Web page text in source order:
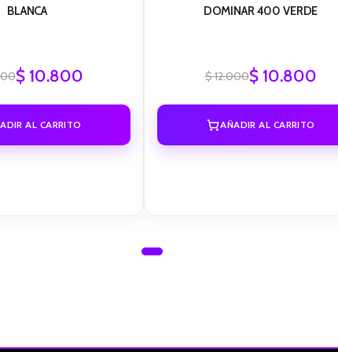
BLANCA
$10.800
AL CARRITO
DOMINAR 400 VERDE
$12.000$10.800
AÑADIR AL CARRITO